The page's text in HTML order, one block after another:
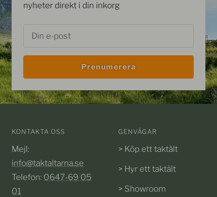
nyheter direkt i din inkorg
Din e-post
Prenumerera
KONTAKTA OSS
Mejl:
info@taktaltarna.se
Telefon: 0647-69 05
01
GENVÄGAR
> Köp ett taktält
> Hyr ett taktält
> Showroom